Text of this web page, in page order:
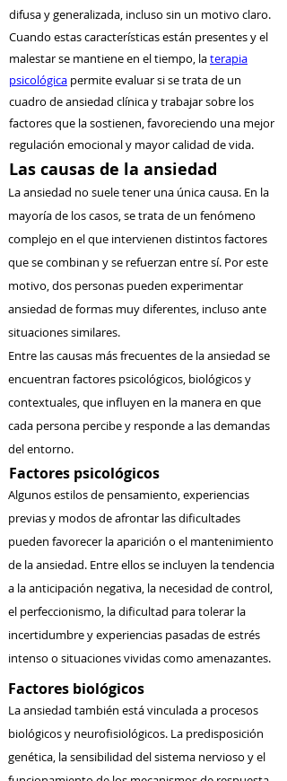
difusa y generalizada, incluso sin un motivo claro.
Cuando estas características están presentes y el
malestar se mantiene en el tiempo, laterapia
psicológica permite evaluar si se trata de un
cuadro de ansiedad clínica y trabajar sobre los
factores que la sostienen, favoreciendo una mejor
regulación emocional y mayor calidad de vida.
Las causas de la ansiedad
La ansiedad no suele tener una única causa. En la
mayoría de los casos, se trata de un fenómeno
complejo en el que intervienen distintos factores
que se combinan y se refuerzan entre sí. Por este
motivo, dos personas pueden experimentar
ansiedad de formas muy diferentes, incluso ante
situaciones similares.
Entre las causas más frecuentes de la ansiedad se
encuentran factores psicológicos, biológicos y
contextuales, que influyen en la manera en que
cada persona percibe y responde a las demandas
del entorno.
Factores psicológicos
Algunos estilos de pensamiento, experiencias
previas y modos de afrontar las dificultades
pueden favorecer la aparición o el mantenimiento
de la ansiedad. Entre ellos se incluyen la tendencia
a la anticipación negativa, la necesidad de control,
el perfeccionismo, la dificultad para tolerar la
incertidumbre y experiencias pasadas de estrés
intenso o situaciones vividas como amenazantes.
Factores biológicos
La ansiedad también está vinculada a procesos
biológicos y neurofisiológicos. La predisposición
genética, la sensibilidad del sistema nervioso y el